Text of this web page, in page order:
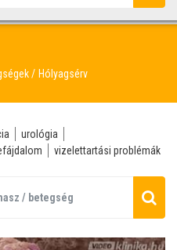
Hólyagsérv
urológia
vizelettartási problémák